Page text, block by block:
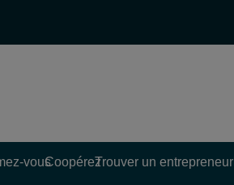
vousCoopérezTrouver un entrepreneur